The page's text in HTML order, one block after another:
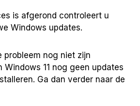
is afgerond controleert u
Windows updates.
probleem nog niet zijn
Windows 11 nog geen updates
Ga dan verder naar de